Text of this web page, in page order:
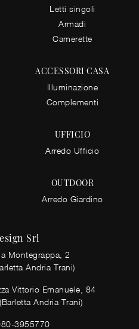
Letti singoli
Armadi
Camerette
ACCESSORI CASA
Illuminazione
Complementi
UFFICIO
Arredo Ufficio
OUTDOOR
Arredo Giardino
Srl
Montegrappa, 2
Andria Trani)
Vittorio Emanuele, 84
Andria Trani)
3955770